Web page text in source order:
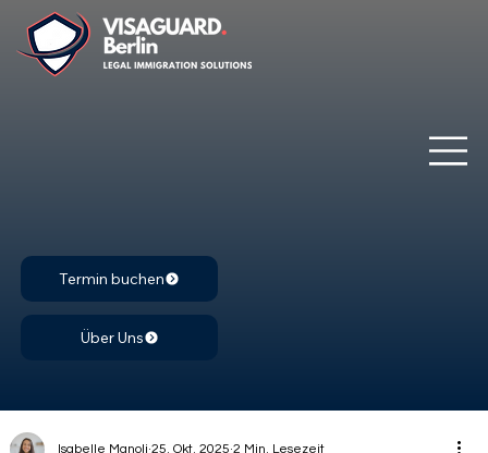
Termin buchen
Über Uns
Isabelle Manoli 25. Okt. 2025 2 Min. Lesezeit